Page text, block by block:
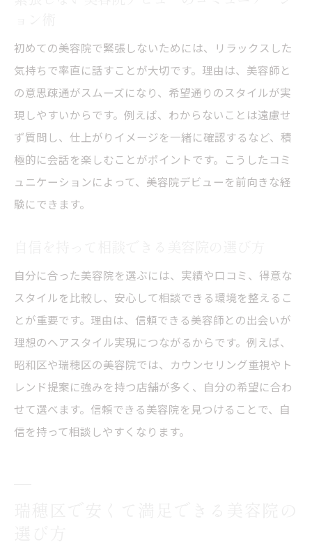
初めての美容院で緊張しないためには、リラックスした
気持ちで率直に話すことが大切です。理由は、美容師と
の意思疎通がスムーズになり、希望通りのスタイルが実
現しやすいからです。例えば、わからないことは遠慮せ
ず質問し、仕上がりイメージを一緒に確認するなど、積
極的に会話を楽しむことがポイントです。こうしたコミ
ュニケーションによって、美容院デビューを前向きな経
験にできます。
自分に合った美容院を選ぶには、実績や口コミ、得意な
スタイルを比較し、安心して相談できる環境を整えるこ
とが重要です。理由は、信頼できる美容師との出会いが
理想のヘアスタイル実現につながるからです。例えば、
昭和区や瑞穂区の美容院では、カウンセリング重視やト
レンド提案に強みを持つ店舗が多く、自分の希望に合わ
せて選べます。信頼できる美容院を見つけることで、自
信を持って相談しやすくなります。